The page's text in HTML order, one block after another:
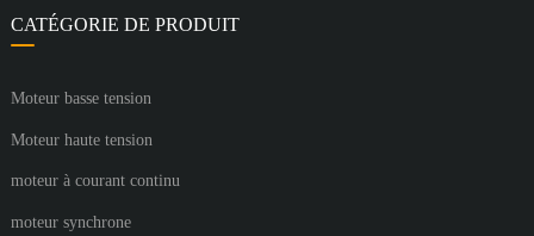
CATÉGORIE DE PRODUIT
Moteur basse tension
Moteur haute tension
moteur à courant continu
moteur synchrone